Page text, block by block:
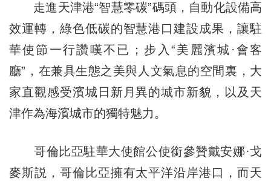
走進天津港“智慧零碳”碼頭，自動化設備高
效運轉，綠色低碳的智慧港口建設成果，讓駐
華使節一行讚嘆不已；步入“美麗濱城·會客
廳”，在兼具生態之美與人文氣息的空間裏，大
家直觀感受濱城日新月異的城市新貌，以及天
津作為海濱城市的獨特魅力。
哥倫比亞駐華大使館公使銜參贊戴安娜·戈
麥斯説，哥倫比亞擁有太平洋沿岸港口，而天